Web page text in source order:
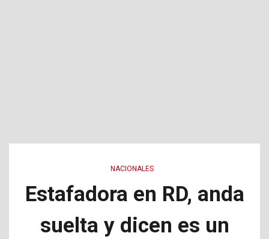
NACIONALES
Estafadora en RD, anda
suelta y dicen es un